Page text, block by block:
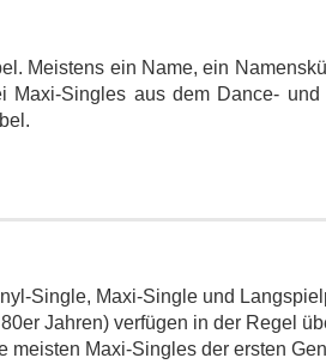
Meistens ein Name, ein
Maxi-Singles aus dem Dance-
Single, Maxi-Single und
Jahren) verfügen in der Regel
Maxi-Singles der ersten